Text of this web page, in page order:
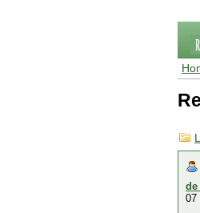
de
07